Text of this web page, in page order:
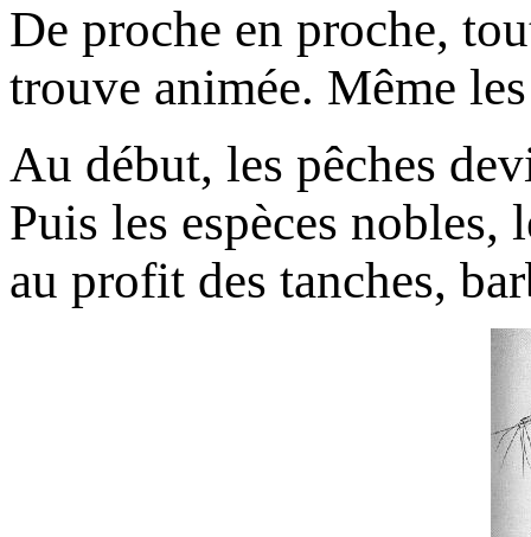
De proche en proche,
trouve animée. Même
Au début, les pêches
Puis les espèces nobles,
au profit des tanches,